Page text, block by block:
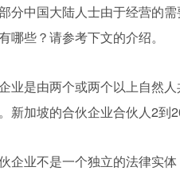
分中国大陆人士由于经营的
哪些？请参考下文的介绍。
业是由两个或两个以上自然
新加坡的合伙企业合伙人2到
企业不是一个独立的法律实